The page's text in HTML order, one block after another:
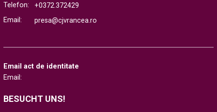
Telefon:
+0372.372429
Email:
presa@cjvrancea.ro
Email act de identitate
Email:
BESUCHT UNS!